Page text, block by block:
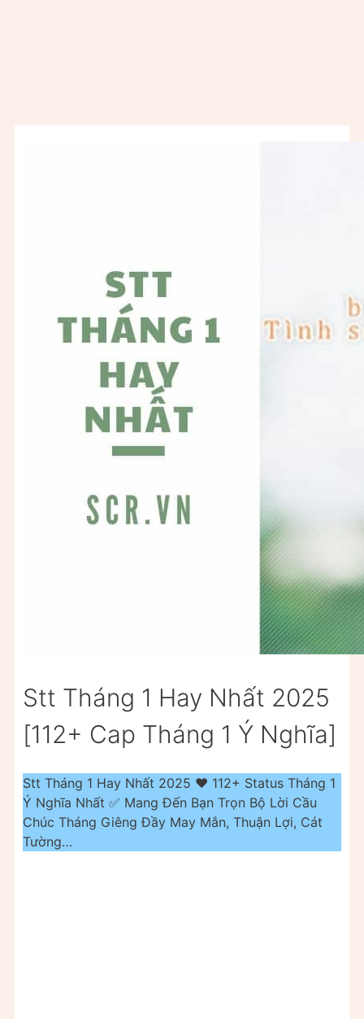
Stt Tháng 1 Hay Nhất 2025
[112+ Cap Tháng 1 Ý Nghĩa]
Stt Tháng 1 Hay Nhất 2025 ❤️ 112+ Status Tháng 1
Ý Nghĩa Nhất ✅ Mang Đến Bạn Trọn Bộ Lời Cầu
Chúc Tháng Giêng Đầy May Mắn, Thuận Lợi, Cát
Tường…